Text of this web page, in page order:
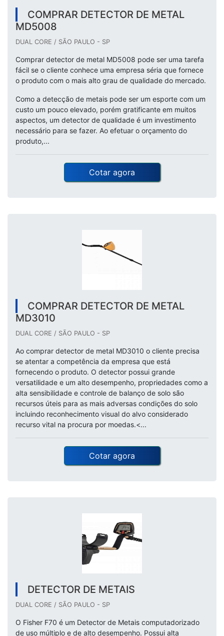
COMPRAR DETECTOR DE METAL
MD5008
DUAL CORE / SÃO PAULO - SP
Comprar detector de metal MD5008 pode ser uma tarefa
fácil se o cliente conhece uma empresa séria que fornece
o produto com o mais alto grau de qualidade do mercado.
Como a detecção de metais pode ser um esporte com um
custo um pouco elevado, porém gratificante em muitos
aspectos, um detector de qualidade é um investimento
necessário para se fazer. Ao efetuar o orçamento do
produto,...
Cotar agora
COMPRAR DETECTOR DE METAL
MD3010
DUAL CORE / SÃO PAULO - SP
Ao comprar detector de metal MD3010 o cliente precisa
se atentar a competência da empresa que está
fornecendo o produto. O detector possui grande
versatilidade e um alto desempenho, propriedades como a
alta sensibilidade e controle de balanço de solo são
recursos úteis para as mais adversas condições do solo
incluindo reconhecimento visual do alvo considerado
recurso vital na procura por moedas.<...
Cotar agora
DETECTOR DE METAIS
DUAL CORE / SÃO PAULO - SP
O Fisher F70 é um Detector de Metais computadorizado
de uso múltiplo e de alto desempenho. Possui alta